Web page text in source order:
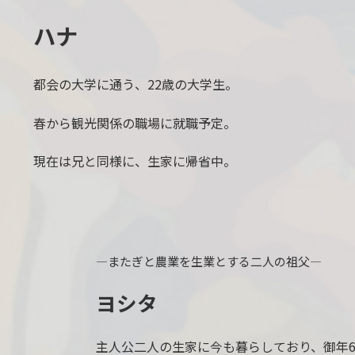
ハナ
都会の大学に通う、22歳の大学生。
春から観光関係の職場に就職予定。
現在は兄と同様に、生家に帰省中。
―またぎと農業を生業とする二人の祖父―
ヨシタ
主人公二人の生家に今も暮らしており、御年